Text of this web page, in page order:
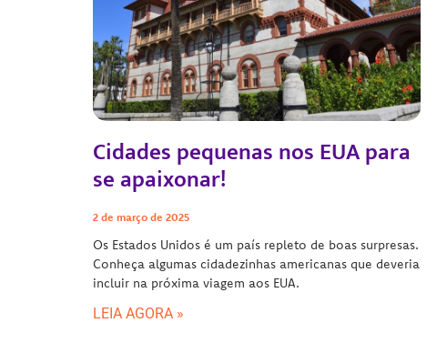
Cidades pequenas nos EUA para
se apaixonar!
2 de março de 2025
Os Estados Unidos é um país repleto de boas surpresas.
Conheça algumas cidadezinhas americanas que deveria
incluir na próxima viagem aos EUA.
LEIA AGORA »